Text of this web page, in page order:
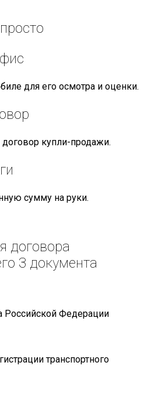
для его осмотра и оценки.
купли-продажи.
сумму на руки.
договора
3 документа
Российской Федерации
транспортного